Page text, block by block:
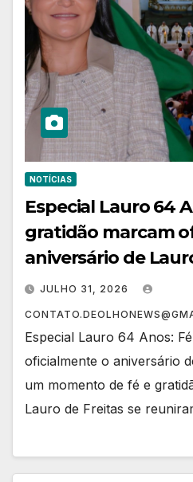
NOTÍCIAS
Especial Lauro 64
gratidão marcam
aniversário de
JULHO 31, 2026
Especial Lauro 64 Anos:
oficialmente o aniversário
um momento de fé e
Lauro de Freitas se